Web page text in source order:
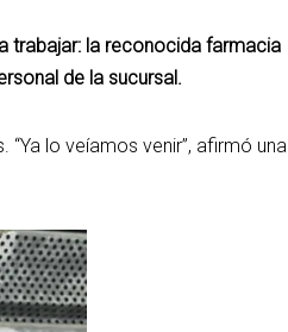
trabajar: la reconocida farmacia
de la sucursal.
lo veíamos venir”, afirmó una